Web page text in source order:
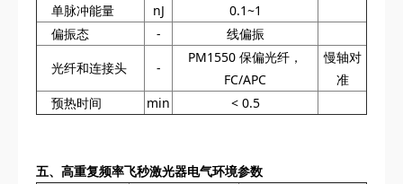
单脉冲能量 nJ
0.1~1
偏振态
-
线偏振
光纤和连接头
-
PM1550 保偏光纤，
FC/APC
慢轴对
准
预热时间
min < 0.5
五、高重复频率飞秒激光器电气环境参数